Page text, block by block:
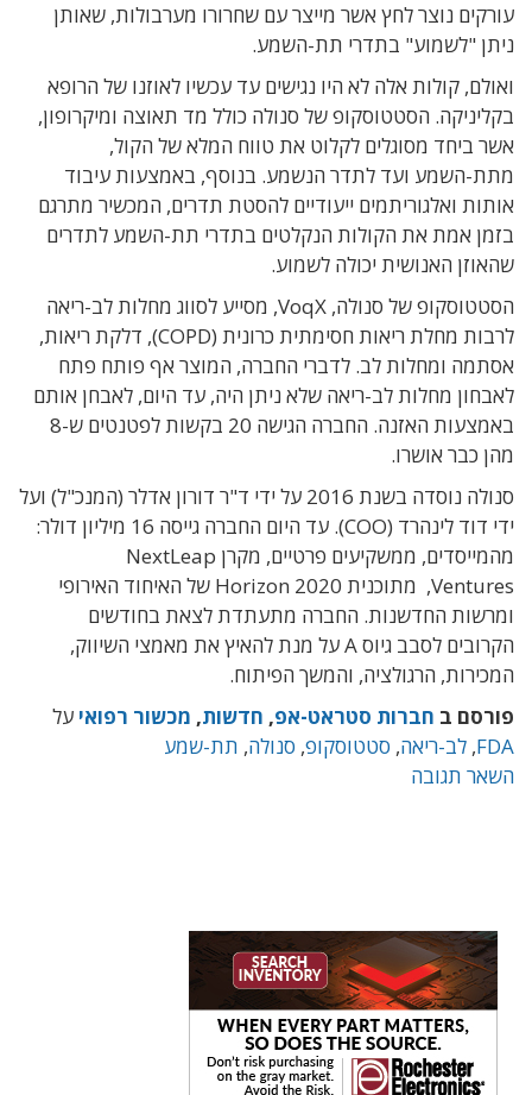
עורקים נוצר לחץ אשר מייצר עם שחרורו מערבולות, שאותן
ניתן "לשמוע" בתדרי תת-השמע.
ואולם, קולות אלה לא היו נגישים עד עכשיו לאוזנו של הרופא
בקליניקה. הסטטוסקופ של סנולה כולל מד תאוצה ומיקרופון,
אשר ביחד מסוגלים לקלוט את טווח המלא של הקול,
מתת-השמע ועד לתדר הנשמע. בנוסף, באמצעות עיבוד
אותות ואלגוריתמים ייעודיים להסטת תדרים, המכשיר מתרגם
בזמן אמת את הקולות הנקלטים בתדרי תת-השמע לתדרים
שהאוזן האנושית יכולה לשמוע.
הסטטוסקופ של סנולה, VoqX, מסייע לסווג מחלות לב-ריאה
לרבות מחלת ריאות חסימתית כרונית (COPD), דלקת ריאות,
אסתמה ומחלות לב. לדברי החברה, המוצר אף פותח פתח
לאבחון מחלות לב-ריאה שלא ניתן היה, עד היום, לאבחן אותם
באמצעות האזנה. החברה הגישה 20 בקשות לפטנטים ש-8
מהן כבר אושרו.
סנולה נוסדה בשנת 2016 על ידי ד"ר דורון אדלר (המנכ"ל) ועל
ידי דוד לינהרד (COO). עד היום החברה גייסה 16 מיליון דולר:
מהמייסדים, ממשקיעים פרטיים, מקרן NextLeap
Ventures, מתוכנית Horizon 2020 של האיחוד האירופי
ומרשות החדשנות. החברה מתעתדת לצאת בחודשים
הקרובים לסבב גיוס A על מנת להאיץ את מאמצי השיווק,
המכירות, הרגולציה, והמשך הפיתוח.
פורסם ב חברות סטראט-אפ, חדשות, מכשור רפואי על
FDA
, לב-ריאה, סטטוסקופ, סנולה, תת-שמע
השאר תגובה